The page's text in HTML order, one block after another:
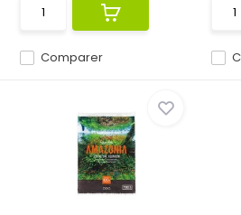
Comparer